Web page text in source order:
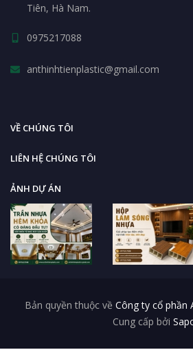
Tiên, Hà Nam.
0975217088
anthinhtienplastic@gmail.com
VỀ CHÚNG TÔI
LIÊN HỆ CHÚNG TÔI
ẢNH DỰ ÁN
Bản quyền thuộc về Công ty cổ phần
Cung cấp bởi